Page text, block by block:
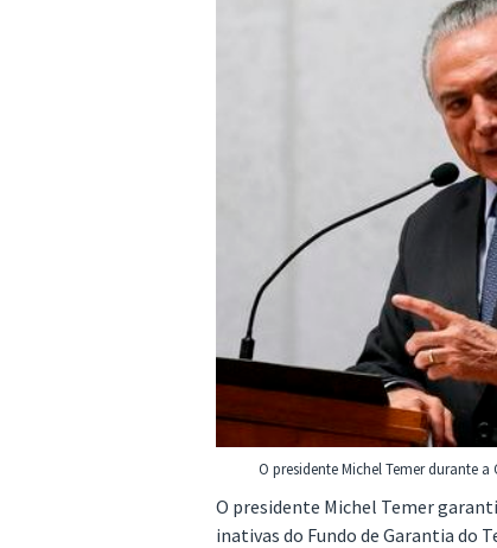
O presidente Michel Temer durante
O presidente Michel Temer
inativas do Fundo de Garantia do